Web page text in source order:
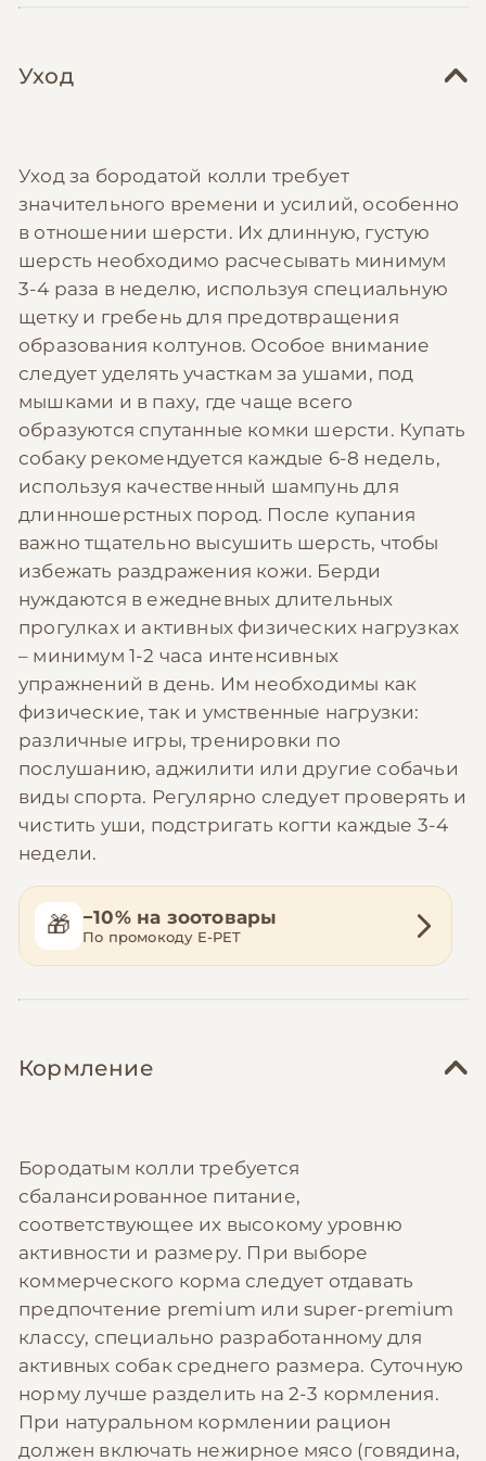
Уход
Уход за бородатой колли требует
значительного времени и усилий, особенно
в отношении шерсти. Их длинную, густую
шерсть необходимо расчесывать минимум
3-4 раза в неделю, используя специальную
щетку и гребень для предотвращения
образования колтунов. Особое внимание
следует уделять участкам за ушами, под
мышками и в паху, где чаще всего
образуются спутанные комки шерсти. Купать
собаку рекомендуется каждые 6-8 недель,
используя качественный шампунь для
длинношерстных пород. После купания
важно тщательно высушить шерсть, чтобы
избежать раздражения кожи. Берди
нуждаются в ежедневных длительных
прогулках и активных физических нагрузках
– минимум 1-2 часа интенсивных
упражнений в день. Им необходимы как
физические, так и умственные нагрузки:
различные игры, тренировки по
послушанию, аджилити или другие собачьи
виды спорта. Регулярно следует проверять и
чистить уши, подстригать когти каждые 3-4
недели.
🎁 −10% на зоотовары
По промокоду E-PET
Кормление
Бородатым колли требуется
сбалансированное питание,
соответствующее их высокому уровню
активности и размеру. При выборе
коммерческого корма следует отдавать
предпочтение premium или super-premium
классу, специально разработанному для
активных собак среднего размера. Суточную
норму лучше разделить на 2-3 кормления.
При натуральном кормлении рацион
должен включать нежирное мясо (говядина,